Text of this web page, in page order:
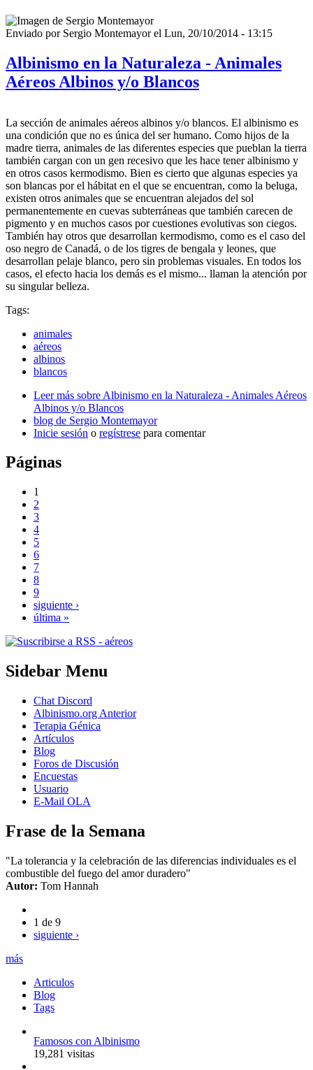
Enviado por Sergio Montemayorel Lun, 20/10/2014 - 13:15
Albinismo en la Naturaleza - Animales
Aéreos Albinos y/o Blancos
La sección de animales aéreos albinos y/o blancos. El albinismo es
una condición que no es única del ser humano. Como hijos de la
madre tierra, animales de las diferentes especies que pueblan la tierra
también cargan con un gen recesivo que les hace tener albinismo y
en otros casos kermodismo. Bien es cierto que algunas especies ya
son blancas por el hábitat en el que se encuentran, como la beluga,
existen otros animales que se encuentran alejados del sol
permanentemente en cuevas subterráneas que también carecen de
pigmento y en muchos casos por cuestiones evolutivas son ciegos.
También hay otros que desarrollan kermodismo, como es el caso del
oso negro de Canadá, o de los tigres de bengala y leones, que
desarrollan pelaje blanco, pero sin problemas visuales. En todos los
casos, el efecto hacia los demás es el mismo... llaman la atención por
su singular belleza.
Tags:
animales
aéreos
albinos
blancos
Leer más sobre Albinismo en la Naturaleza - Animales Aéreos
Albinos y/o Blancos
blog de Sergio Montemayor
Inicie sesión o regístrese para comentar
Páginas
1
2
3
4
5
6
7
8
9
siguiente ›
última »
Sidebar Menu
Chat Discord
Albinismo.org Anterior
Terapia Génica
Artículos
Blog
Foros de Discusión
Encuestas
Usuario
E-Mail OLA
Frase de la Semana
"La tolerancia y la celebración de las diferencias individuales es el
combustible del fuego del amor duradero"
Autor: Tom Hannah
1 de 9
siguiente ›
más
Articulos
Blog
Tags
Famosos con Albinismo
19,281 visitas